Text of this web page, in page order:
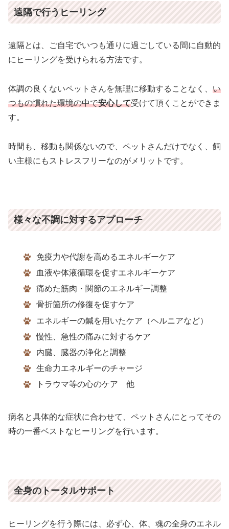
遠隔で行うヒーリング
遠隔とは、ご自宅でいつも通りに過ごしている間に自動的
にヒーリングを受けられる方法です。
体調の良くないペットさんを無理に移動することなく、 い
つもの慣れた環境の中で安心して受けて頂くことができま
す。
時間も、移動も関係ないので、ペットさんだけでなく、飼
い主様にもストレスフリーなのがメリットです。
様々な不調に対するアプローチ
免疫力や代謝を高めるエネルギーケア
血液や体液循環を促すエネルギーケア
痛めた筋肉・関節のエネルギー調整
骨折箇所の修復を促すケア
エネルギーの鍼を用いたケア（ヘルニアなど）
慢性、急性の痛みに対するケア
内臓、臓器の浄化と調整
生命力エネルギーのチャージ
トラウマ等の心のケア 他
病名と具体的な症状に合わせて、ペットさんにとってその
時の一番ベストなヒーリングを行います。
全身のトータルサポート
ヒーリングを行う際には、必ず心、体、魂の全身のエネル